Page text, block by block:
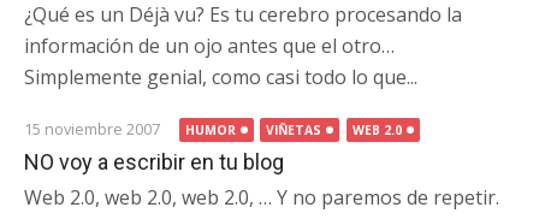
¿Qué es un Déjà vu? Es tu cerebro procesando la
información de un ojo antes que el otro…
Simplemente genial, como casi todo lo que...
15 noviembre 2007 HUMOR VIÑETAS WEB 2.0
NO voy a escribir en tu blog
Web 2.0, web 2.0, web 2.0, … Y no paremos de repetir.